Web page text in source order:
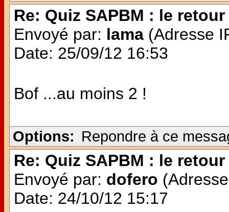
Re: Quiz SAPBM : le retour
Envoyé par: lama (Adresse
Date: 25/09/12 16:53
Bof ...au moins 2 !
Options: Repondre à ce
Re: Quiz SAPBM : le retour
Envoyé par: dofero
Date: 24/10/12 15:17